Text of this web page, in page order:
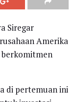
Siregar
Amerika
berkomitmen
di pertemuan ini